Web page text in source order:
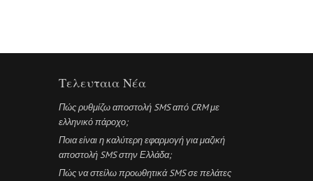
Τελευταια Νέα
Πώς ρυθμίζω αποστολή SMS από CRM με
ελληνικό πάροχο;
Ποια είναι η καλύτερη εφαρμογή για μαζική
αποστολή SMS στην Ελλάδα;
Πώς να στείλω προωθητικά SMS σε πελάτες